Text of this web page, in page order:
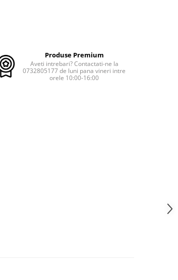
Produse Premium
Aveti intrebari? Contactati-ne la
0732805177 de luni pana vineri intre
orele 10:00-16:00